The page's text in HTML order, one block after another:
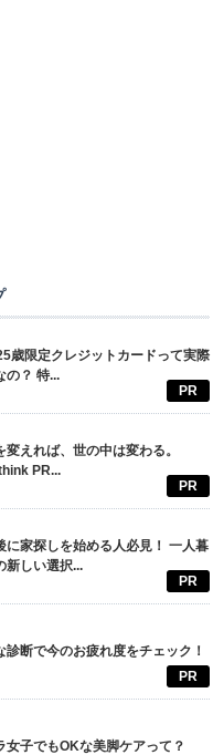
歳限定クレジットカードって実際
の？ 特...
PR
変えれば、世の中は変わる。
PR...
PR
に家探しを始める人必見！ 一人暮
新しい選択...
PR
診断で今のお疲れ度をチェック！
PR
女子でもOKな美脚ケアって？